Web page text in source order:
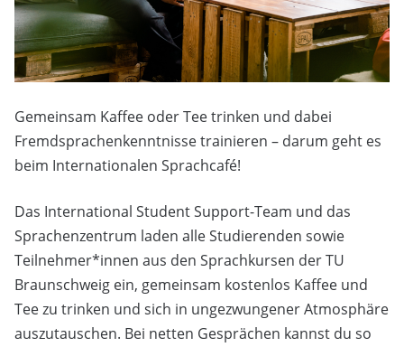
Gemeinsam Kaffee oder Tee trinken und dabei
Fremdsprachenkenntnisse trainieren – darum geht es
beim Internationalen Sprachcafé!
Das International Student Support-Team und das
Sprachenzentrum laden alle Studierenden sowie
Teilnehmer*innen aus den Sprachkursen der TU
Braunschweig ein, gemeinsam kostenlos Kaffee und
Tee zu trinken und sich in ungezwungener Atmosphäre
auszutauschen. Bei netten Gesprächen kannst du so